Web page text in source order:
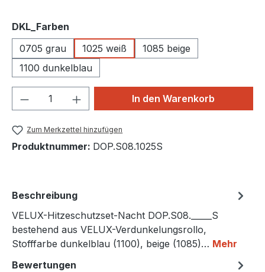
DKL_Farben
0705 grau
1025 weiß
1085 beige
1100 dunkelblau
Produkt Anzahl: Gib denIn den Warenkorb
Zum Merkzettel hinzufügen
Produktnummer: DOP.S08.1025S
Beschreibung
VELUX-Hitzeschutzset-Nacht DOP.S08._____S
bestehend aus VELUX-Verdunkelungsrollo,
Stofffarbe dunkelblau (1100), beige (1085)… Mehr
Bewertungen